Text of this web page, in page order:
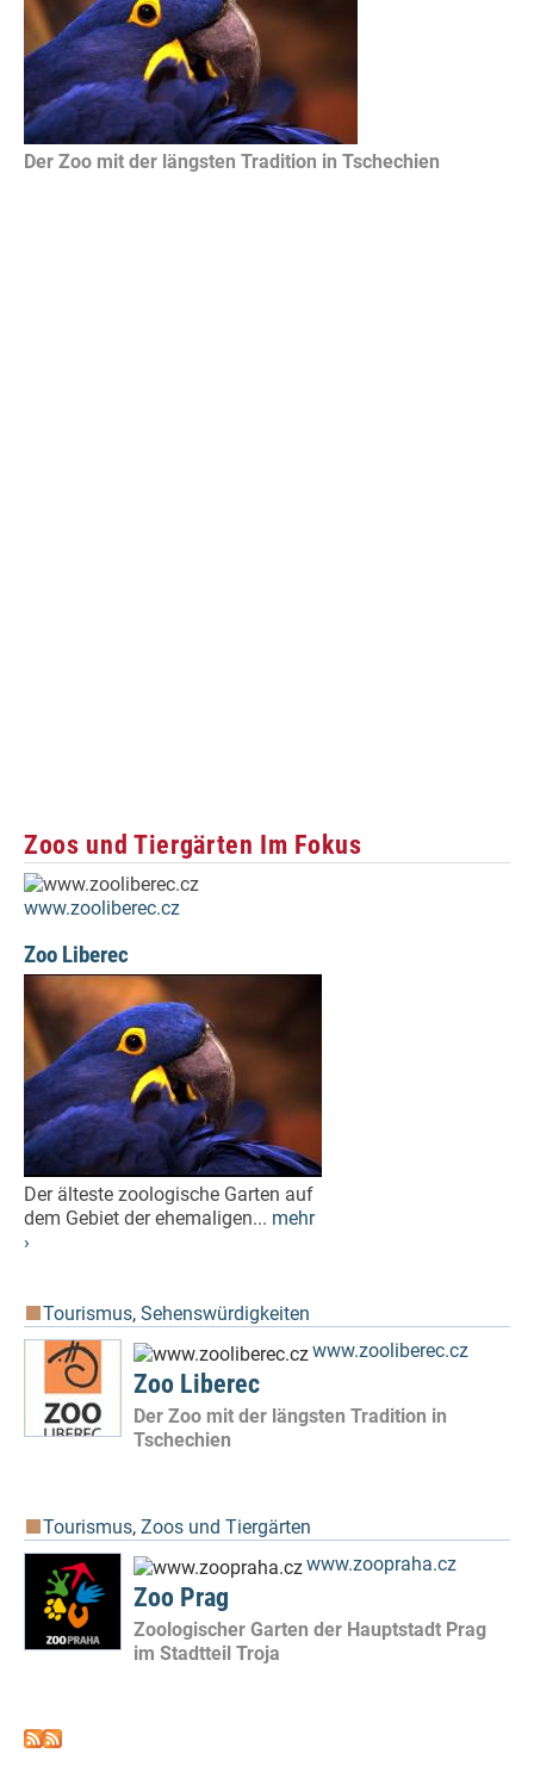
Der Zoo mit der längsten Tradition in Tschechien
Zoos und Tiergärten Im Fokus
www.zooliberec.cz
Zoo Liberec
Der älteste zoologische Garten auf
dem Gebiet der ehemaligen... mehr
›
Tourismus, Sehenswürdigkeiten
www.zooliberec.cz
Zoo Liberec
Der Zoo mit der längsten Tradition in
Tschechien
Tourismus, Zoos und Tiergärten
www.zoopraha.cz
Zoo Prag
Zoologischer Garten der Hauptstadt Prag
im Stadtteil Troja